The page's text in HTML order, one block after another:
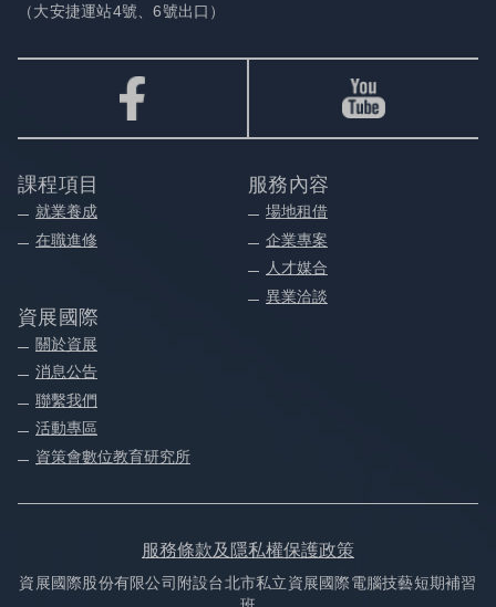
（大安捷運站4號、6號出口）
課程項目
就業養成
在職進修
服務內容
場地租借
企業專案
人才媒合
異業洽談
資展國際
關於資展
消息公告
聯繫我們
活動專區
資策會數位教育研究所
服務條款及隱私權保護政策
資展國際股份有限公司附設台北市私立資展國際電腦技藝短期補習